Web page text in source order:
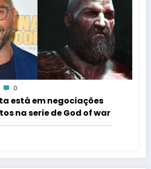
0
está em negociações
na serie de God of war